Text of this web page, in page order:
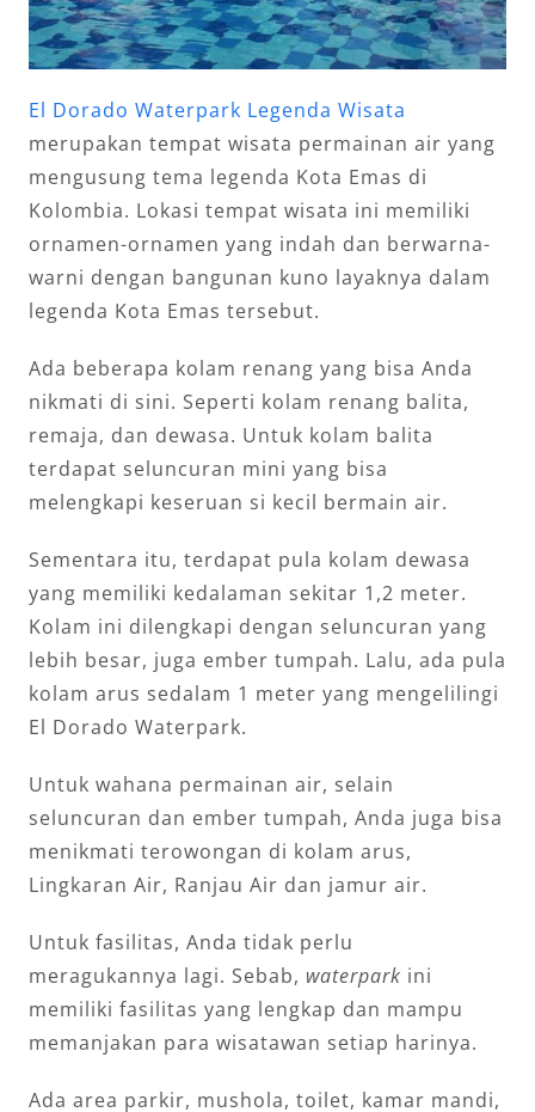
El Dorado Waterpark Legenda Wisata
merupakan tempat wisata permainan air yang
mengusung tema legenda Kota Emas di
Kolombia. Lokasi tempat wisata ini memiliki
ornamen-ornamen yang indah dan berwarna-
warni dengan bangunan kuno layaknya dalam
legenda Kota Emas tersebut.
Ada beberapa kolam renang yang bisa Anda
nikmati di sini. Seperti kolam renang balita,
remaja, dan dewasa. Untuk kolam balita
terdapat seluncuran mini yang bisa
melengkapi keseruan si kecil bermain air.
Sementara itu, terdapat pula kolam dewasa
yang memiliki kedalaman sekitar 1,2 meter.
Kolam ini dilengkapi dengan seluncuran yang
lebih besar, juga ember tumpah. Lalu, ada pula
kolam arus sedalam 1 meter yang mengelilingi
El Dorado Waterpark.
Untuk wahana permainan air, selain
seluncuran dan ember tumpah, Anda juga bisa
menikmati terowongan di kolam arus,
Lingkaran Air, Ranjau Air dan jamur air.
Untuk fasilitas, Anda tidak perlu
meragukannya lagi. Sebab, waterpark ini
memiliki fasilitas yang lengkap dan mampu
memanjakan para wisatawan setiap harinya.
Ada area parkir, mushola, toilet, kamar mandi,